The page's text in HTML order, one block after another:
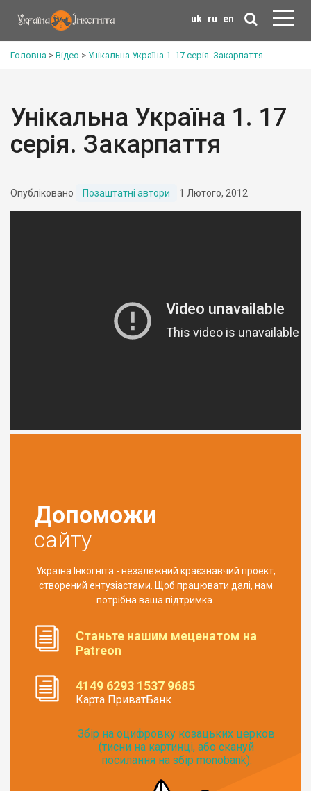
uk ru en
Головна > Відео > Унікальна Україна 1. 17 серія. Закарпаття
Унікальна Україна 1. 17
серія. Закарпаття
Опубліковано Позаштатні автори 1 Лютого, 2012
Допоможи
сайту
Україна Інкогніта - незалежний краєзнавчий проект,
створений ентузіастами. Щоб працювати далі, нам
потрібна ваша підтримка.
Станьте нашим меценатом на
Patreon
4149 6293 1537 9685
Карта ПриватБанк
Збір на оцифровку козацьких церков
(тисни на картинці, або скануй
посилання на збір monobank):